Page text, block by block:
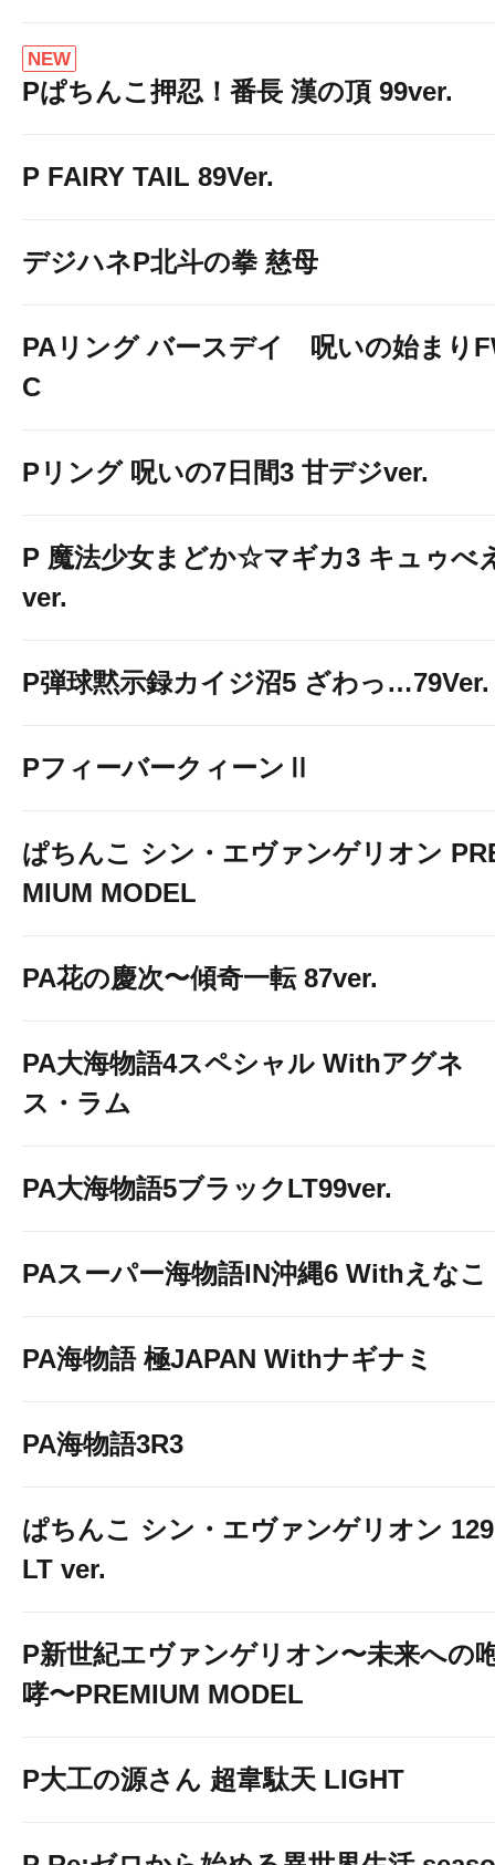
NEW
Pぱちんこ押忍！番長 漢の頂 99ver.
P FAIRY TAIL 89Ver.
デジハネP北斗の拳 慈母
PAリング バースデイ 呪いの始まり
C
Pリング 呪いの7日間3 甘デジver.
P 魔法少女まどか☆マギカ3 キュゥべ
ver.
P弾球黙示録カイジ沼5 ざわっ…79Ver.
PフィーバークィーンⅡ
ぱちんこ シン・エヴァンゲリオン
MIUM MODEL
PA花の慶次〜傾奇一転 87ver.
PA大海物語4スペシャル Withアグネ
ス・ラム
PA大海物語5ブラックLT99ver.
PAスーパー海物語IN沖縄6 Withえなこ
PA海物語 極JAPAN Withナギナミ
PA海物語3R3
ぱちんこ シン・エヴァンゲリオン 129
LT ver.
P新世紀エヴァンゲリオン〜未来への
哮〜PREMIUM MODEL
P大工の源さん 超韋駄天 LIGHT